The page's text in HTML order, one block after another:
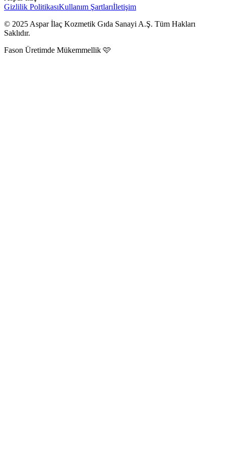
Gizlilik PolitikasıKullanım Şartlarıİletişim
© 2025 Aspar İlaç Kozmetik Gıda Sanayi A.Ş. Tüm Hakları
Saklıdır.
Fason Üretimde Mükemmellik 🩷